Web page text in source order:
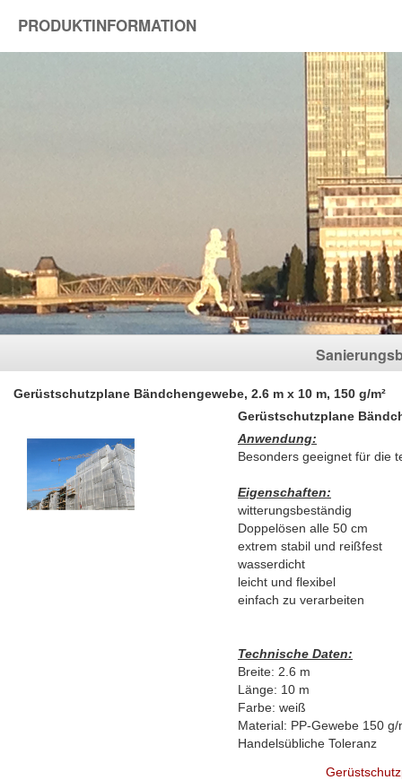
PRODUKTINFORMATION
Gerüstschutzplane Bändchengewebe, 2.6 m x 10 m, 150 g/m²
Gerüstschutzplane
Anwendung:
Besonders geeignet für die
Eigenschaften:
witterungsbeständig
Doppelösen alle 50 cm
extrem stabil und reißfest
wasserdicht
leicht und flexibel
einfach zu verarbeiten
Technische Daten:
Breite: 2.6 m
Länge: 10 m
Farbe: weiß
Material: PP-Gewebe 150 g/
Handelsübliche Toleranz